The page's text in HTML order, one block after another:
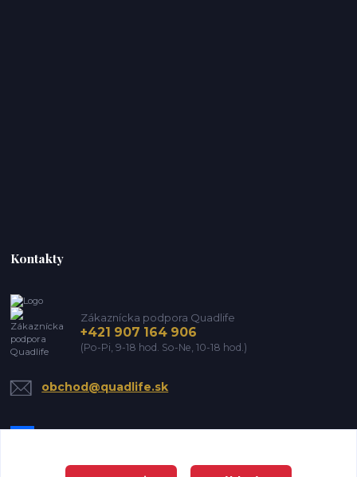
Kontakty
Zákaznícka podpora Quadlife
+421 907 164 906
(Po-Pi, 9-18 hod. So-Ne, 10-18 hod.)
obchod@quadlife.sk